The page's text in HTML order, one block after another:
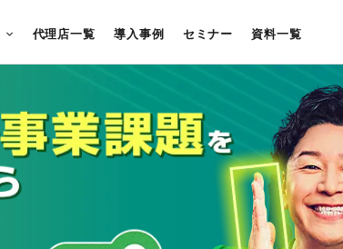
代理店一覧 導入事例 セミナー 資料一覧